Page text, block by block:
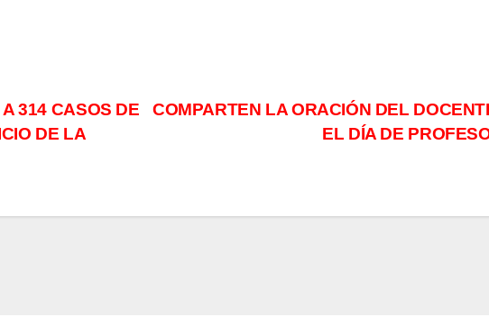
COMPARTEN LA ORACIÓN DEL
EL DÍA DE
314 CASOS DE
DE LA